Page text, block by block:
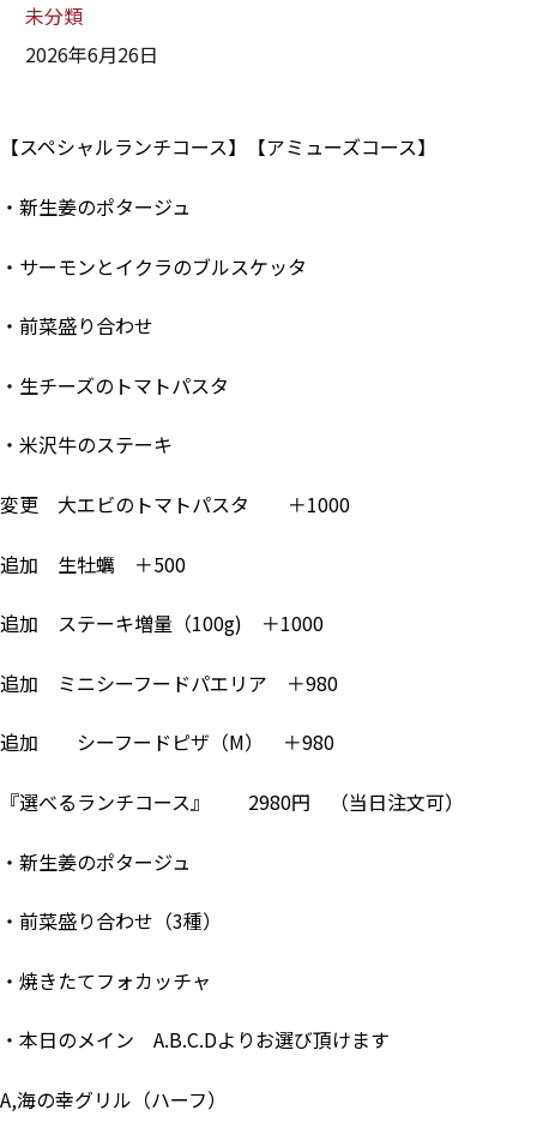
未分類
2026年6月26日
【スペシャルランチコース】【アミューズコース】
・新生姜のポタージュ
・サーモンとイクラのブルスケッタ
・前菜盛り合わせ
・生チーズのトマトパスタ
・米沢牛のステーキ
変更 大エビのトマトパスタ ＋1000
追加 生牡蠣 ＋500
追加 ステーキ増量（100g) ＋1000
追加 ミニシーフードパエリア ＋980
追加 シーフードピザ（M） ＋980
『選べるランチコース』 2980円 （当日注文可）
・新生姜のポタージュ
・前菜盛り合わせ（3種）
・焼きたてフォカッチャ
・本日のメイン A.B.C.Dよりお選び頂けます
A,海の幸グリル（ハーフ）